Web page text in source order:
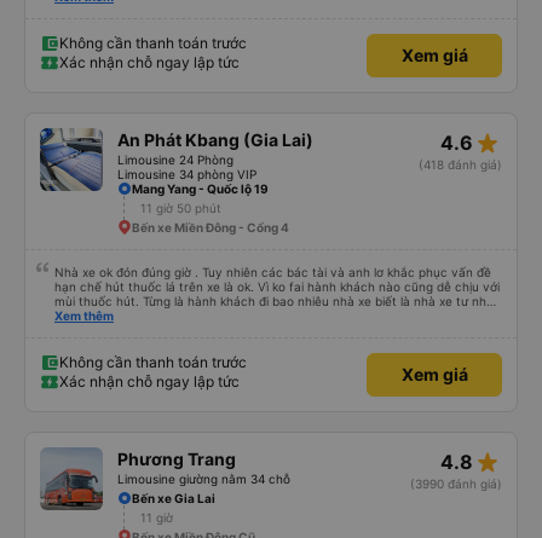
nhìn chug khá ổn, có dừng lại để đi vệ sinh.
Không cần thanh toán trước
Xác nhận chỗ ngay lập tức
Xem giá
An Phát Kbang (Gia Lai)
Limousine 24 Phòng
Limousine 34 phòng VIP
4.6 star_rate
(418 đánh giá)
Mang Yang - Quốc lộ 19
11 giờ 50 phút
Bến xe Miền Đông - Cổng 4
Nhà xe ok đón đúng giờ . Tuy nhiên các bác tài và anh lơ khắc phục vấn đề
hạn chế hút thuốc lá trên xe là ok. Vì ko fai hành khách nào cũng dễ chịu với
mùi thuốc hút. Từng là hành khách đi bao nhiêu nhà xe biết là nhà xe tư nhân
, nhưng hãy theo cách vận hành của Phương Trang Busline, từ tổng đài cho
Xem thêm
Không cần thanh toán trước
Xác nhận chỗ ngay lập tức
Xem giá
Phương Trang
Limousine giường nằm 34 chỗ
4.8 star_rate
(3990 đánh giá)
Bến xe Gia Lai
11 giờ